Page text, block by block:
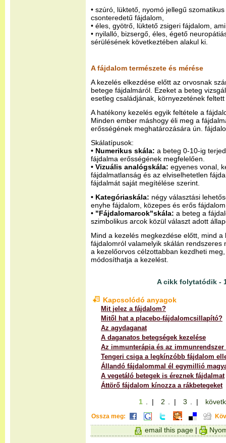
• szúró, lüktető, nyomó jellegű
csonteredetű fájdalom,
• éles, gyötrő, lüktető zsigeri fájdalom,
• nyilalló, bizsergő, éles, égető
sérülésének következtében alakul ki.
A fájdalom természete és mérése
A kezelés elkezdése előtt az orvosnak
betege fájdalmáról. Ezeket a beteg
esetleg családjának, környezetének
A hatékony kezelés egyik feltétele a
Minden ember máshogy éli meg a
erősségének meghatározására ún.
Skálatípusok:
• Numerikus skála: a beteg 0-10-ig
fájdalma erősségének megfelelően.
• Vizuális analógskála: egyenes vonal,
fájdalmatlanság és az elviselhetetlen
fájdalmát saját megítélése szerint.
• Kategóriaskála: négy választási
enyhe fájdalom, közepes és erős
• "Fájdalomarcok"skála: a beteg a
szimbolikus arcok közül választ adott
Mind a kezelés megkezdése előtt, mind
fájdalomról valamelyik skálán rendszeres
a kezelőorvos célzottabban kezdheti
módosíthatja a kezelést.
A cikk folytatódik -
Kapcsolódó anyagok
Mit jelez a fájdalom?
Mitől hat a placebo-fájdalomcsillapító?
Az agydaganat
A daganatos betegségek kezelése
Az immunterápia és az
Tengeri csiga a legkínzóbb fájdalom
Állandó fájdalommal él egymillió
A vegetáló betegek is éreznek fájdalmat
Áttörő fájdalom kínozza a rákbetegeket
1 . | 2 . | 3 . |
Ossza meg:
email this page |